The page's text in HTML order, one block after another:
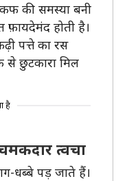
की समस्या बनी
फ़ायदेमंद होती है।
पत्ते का रस
से छुटकारा मिल
है
त्वचा
धब्बे पड़ जाते हैं।